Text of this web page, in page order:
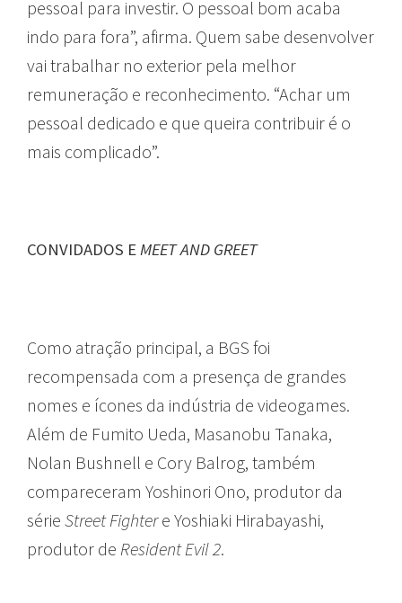
pessoal para investir. O pessoal bom acaba
indo para fora”, afirma. Quem sabe desenvolver
vai trabalhar no exterior pela melhor
remuneração e reconhecimento. “Achar um
pessoal dedicado e que queira contribuir é o
mais complicado”.
CONVIDADOS EMEET AND GREET
Como atração principal, a BGS foi
recompensada com a presença de grandes
nomes e ícones da indústria de videogames.
Além de Fumito Ueda, Masanobu Tanaka,
Nolan Bushnell e Cory Balrog, também
compareceram Yoshinori Ono, produtor da
série Street Fightere Yoshiaki Hirabayashi,
produtor de Resident Evil 2.